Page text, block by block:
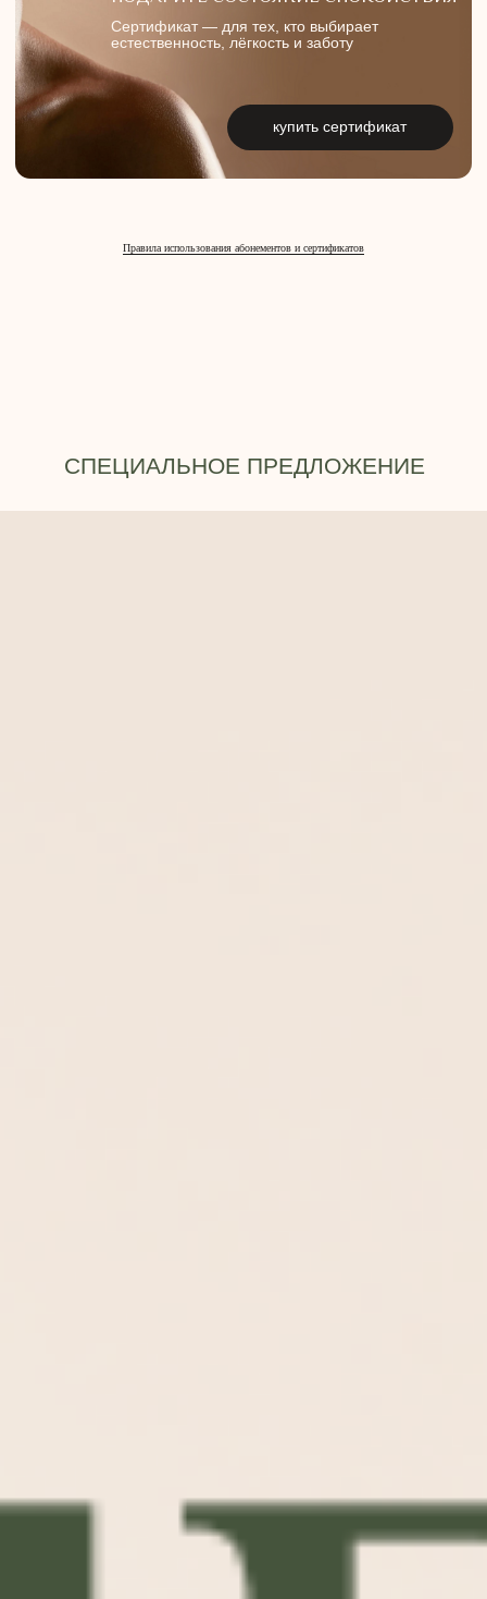
Правила использования абонементов и сертификатов